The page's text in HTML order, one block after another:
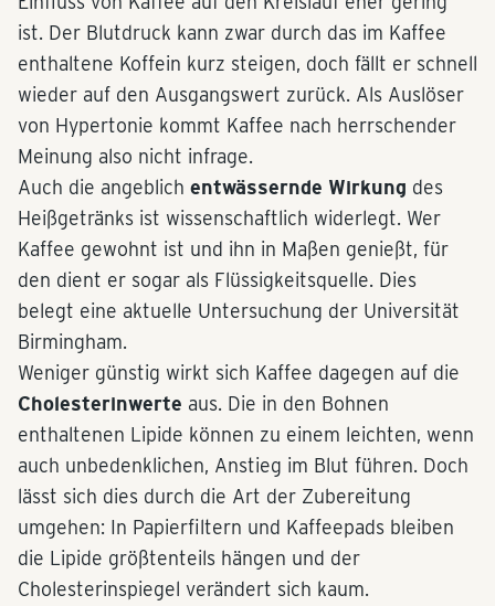
ist. Der Blutdruck kann zwar durch das im Kaffee
enthaltene Koffein kurz steigen, doch fällt er schnell
wieder auf den Ausgangswert zurück. Als Auslöser
von Hypertonie kommt Kaffee nach herrschender
Meinung also nicht infrage.
Auch die angeblich entwässernde Wirkung des
Heißgetränks ist wissenschaftlich widerlegt. Wer
Kaffee gewohnt ist und ihn in Maßen genießt, für
den dient er sogar als Flüssigkeitsquelle. Dies
belegt eine aktuelle Untersuchung der Universität
Birmingham.
Weniger günstig wirkt sich Kaffee dagegen auf die
Cholesterinwerte aus. Die in den Bohnen
enthaltenen Lipide können zu einem leichten, wenn
auch unbedenklichen, Anstieg im Blut führen. Doch
lässt sich dies durch die Art der Zubereitung
umgehen: In Papierfiltern und Kaffeepads bleiben
die Lipide größtenteils hängen und der
Cholesterinspiegel verändert sich kaum.